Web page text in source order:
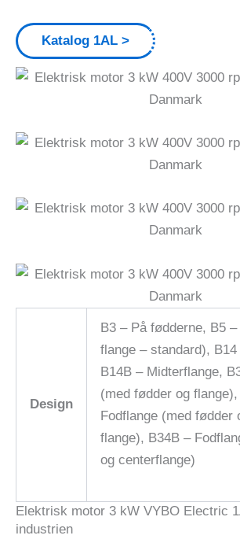
Katalog 1AL
Design
B3 – På fødderne, B5
flange – standard),
B14B – Midterflange,
(med fødder og
Fodflange (med fødder
flange), B34B –
og centerflange)
Elektrisk motor 3 kW VYBO Electric
industrien